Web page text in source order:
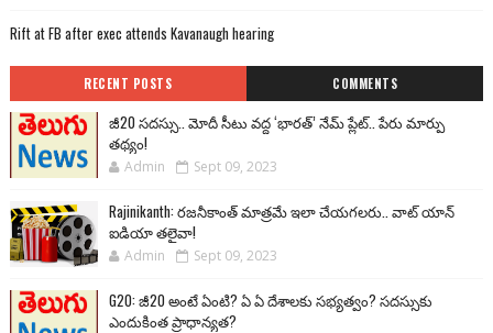
Rift at FB after exec attends Kavanaugh hearing
RECENT POSTS COMMENTS
జీ20 సదస్సు.. మోదీ సీటు వద్ద ‘భారత్’ నేమ్ ప్లేట్‌.. పేరు మార్పు
తథ్యం!
Admin Sept 09, 2023
Rajinikanth: రజనీకాంత్ మాత్రమే ఇలా చేయగలరు.. వాట్ యాన్
ఐడియా తలైవా!
Admin Sept 09, 2023
G20: జీ20 అంటే ఏంటి? ఏ ఏ దేశాలకు సభ్యత్వం? సదస్సుకు
ఎందుకింత ప్రాధాన్యత?